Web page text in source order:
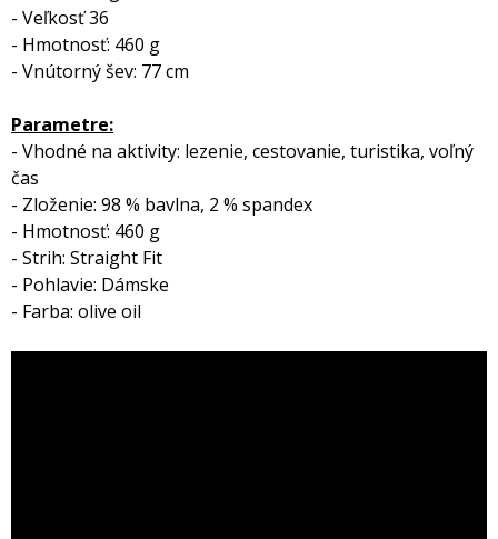
- Veľkosť 36
- Hmotnosť: 460 g
- Vnútorný šev: 77 cm
Parametre:
- Vhodné na aktivity: lezenie, cestovanie, turistika, voľný
čas
- Zloženie: 98 % bavlna, 2 % spandex
- Hmotnosť: 460 g
- Strih: Straight Fit
- Pohlavie: Dámske
- Farba: olive oil